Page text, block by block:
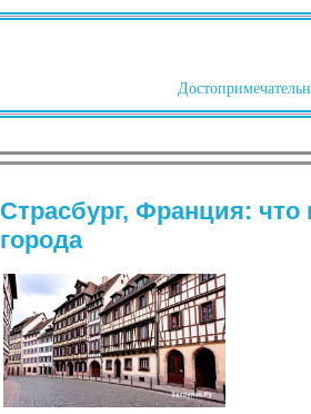
Страсбург, Франция:
города